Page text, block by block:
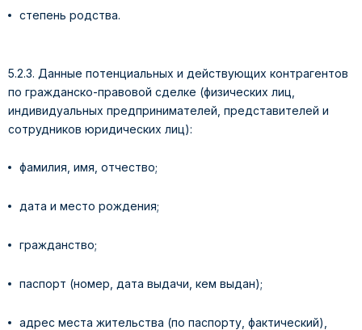
степень родства.
5.2.3. Данные потенциальных и действующих контрагентов
по гражданско-правовой сделке (физических лиц,
индивидуальных предпринимателей, представителей и
сотрудников юридических лиц):
фамилия, имя, отчество;
дата и место рождения;
гражданство;
паспорт (номер, дата выдачи, кем выдан);
адрес места жительства (по паспорту, фактический),